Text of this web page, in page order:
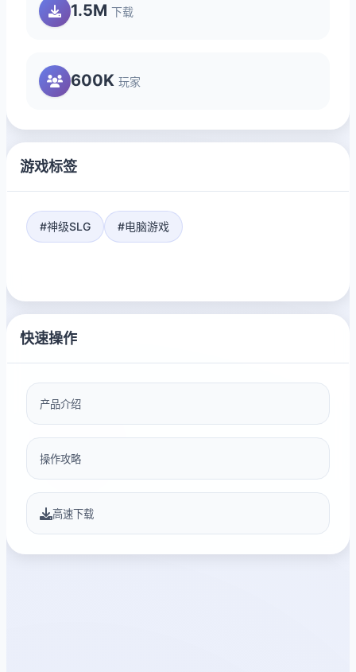
1.5M 下载
600K 玩家
游戏标签
#神级SLG #电脑游戏
快速操作
产品介绍
操作攻略
高速下载